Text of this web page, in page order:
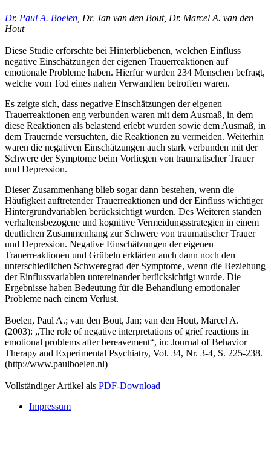
Dr. Paul A. Boelen , Dr. Jan van den Bout, Dr. Marcel A. van den
Hout
Diese Studie erforschte bei Hinterbliebenen, welchen Einfluss
negative Einschätzungen der eigenen Trauerreaktionen auf
emotionale Probleme haben. Hierfür wurden 234 Menschen befragt,
welche vom Tod eines nahen Verwandten betroffen waren.
Es zeigte sich, dass negative Einschätzungen der eigenen
Trauerreaktionen eng verbunden waren mit dem Ausmaß, in dem
diese Reaktionen als belastend erlebt wurden sowie dem Ausmaß, in
dem Trauernde versuchten, die Reaktionen zu vermeiden. Weiterhin
waren die negativen Einschätzungen auch stark verbunden mit der
Schwere der Symptome beim Vorliegen von traumatischer Trauer
und Depression.
Dieser Zusammenhang blieb sogar dann bestehen, wenn die
Häufigkeit auftretender Trauerreaktionen und der Einfluss wichtiger
Hintergrundvariablen berücksichtigt wurden. Des Weiteren standen
verhaltensbezogene und kognitive Vermeidungsstrategien in einem
deutlichen Zusammenhang zur Schwere von traumatischer Trauer
und Depression. Negative Einschätzungen der eigenen
Trauerreaktionen und Grübeln erklärten auch dann noch den
unterschiedlichen Schweregrad der Symptome, wenn die Beziehung
der Einflussvariablen untereinander berücksichtigt wurde. Die
Ergebnisse haben Bedeutung für die Behandlung emotionaler
Probleme nach einem Verlust.
Boelen, Paul A.; van den Bout, Jan; van den Hout, Marcel A.
(2003): „The role of negative interpretations of grief reactions in
emotional problems after bereavement“, in: Journal of Behavior
Therapy and Experimental Psychiatry, Vol. 34, Nr. 3-4, S. 225-238.
(http://www.paulboelen.nl)
Vollständiger Artikel als PDF-Download
Impressum